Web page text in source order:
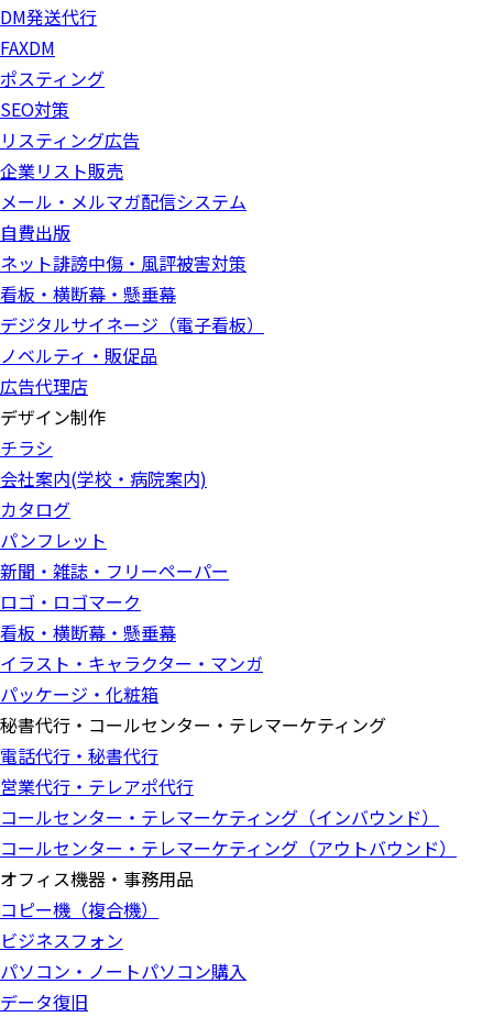
DM発送代行
FAXDM
ポスティング
SEO対策
リスティング広告
企業リスト販売
メール・メルマガ配信システム
自費出版
ネット誹謗中傷・風評被害対策
看板・横断幕・懸垂幕
デジタルサイネージ（電子看板）
ノベルティ・販促品
広告代理店
デザイン制作
チラシ
会社案内(学校・病院案内)
カタログ
パンフレット
新聞・雑誌・フリーペーパー
ロゴ・ロゴマーク
看板・横断幕・懸垂幕
イラスト・キャラクター・マンガ
パッケージ・化粧箱
秘書代行・コールセンター・テレマーケティング
電話代行・秘書代行
営業代行・テレアポ代行
コールセンター・テレマーケティング（インバウンド）
コールセンター・テレマーケティング（アウトバウンド）
オフィス機器・事務用品
コピー機（複合機）
ビジネスフォン
パソコン・ノートパソコン購入
データ復旧